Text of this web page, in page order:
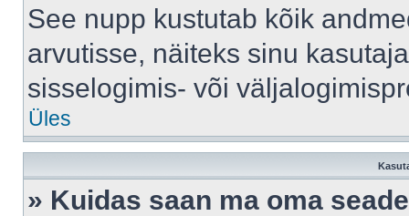
See nupp kustutab kõik
arvutisse, näiteks sinu
sisselogimis- või
Üles
» Kuidas saan ma oma